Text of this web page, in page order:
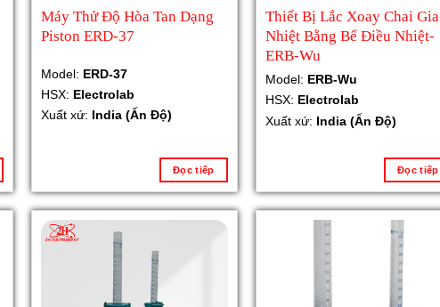
Máy Thử Độ Hòa Tan Dạng
Piston ERD-37
Model: ERD-37
HSX: Electrolab
Xuất xứ: India (Ấn Độ)
Đọc tiếp
Thiết Bị Lắc Xoay Chai Gia
Nhiệt Bằng Bể Điều Nhiệt-
ERB-Wu
Model: ERB-Wu
HSX: Electrolab
Xuất xứ: India (Ấn Độ)
Đọc tiếp